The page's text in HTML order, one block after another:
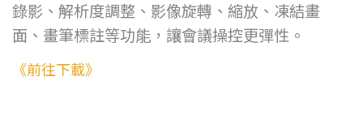
錄影、解析度調整、影像旋轉、縮放、凍結畫
面、畫筆標註等功能，讓會議操控更彈性。
《前往下載》